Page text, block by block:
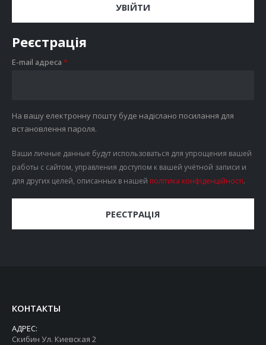
УВІЙТИ
Реєстрація
E-mail адреса *Обов’язкове
На вашу електронну пошту буде надіслано посилання для
встановлення пароля.
Ваши личные данные будут использоваться для упрощения вашей
работы с сайтом, управления доступом к вашей учётной записи и
для других целей, описанных в нашей політика конфіденційності.
РЕЄСТРАЦІЯ
КОНТАКТЫ
АДРЕС:
Скибин Ул. Киевская 2